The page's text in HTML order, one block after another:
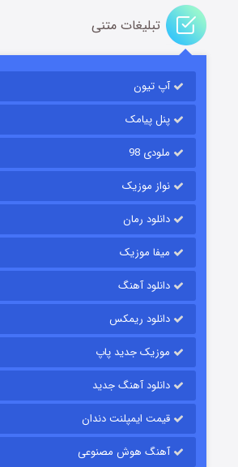
قسمت
تبلیغات متنی
آپ تیون
پنل پیامک
ملودی 98
نواز موزیک
دانلود رمان
میفا موزیک
دانلود آهنگ
دانلود ریمکس
موزیک جدید پاپ
دانلود آهنگ جدید
قیمت ایمپلنت دندان
آهنگ هوش مصنوعی